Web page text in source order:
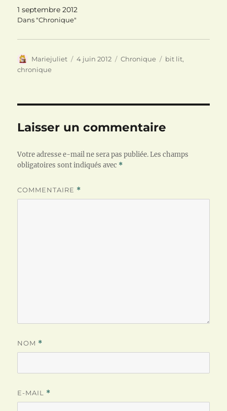
e
l
l
e
t
r
e
v
e
l
f
ê
e
n
1 septembre 2012
Dans "Chronique"
Auteur
Mariejuliet
Publié
4 juin 2012 Catégories
Chronique Étiquettes
bit lit,
chronique
Laisser un commentaire
Votre adresse e-mail ne sera pas publiée. Les champs
obligatoires sont indiqués avec *
COMMENTAIRE *
NOM *
E-MAIL *